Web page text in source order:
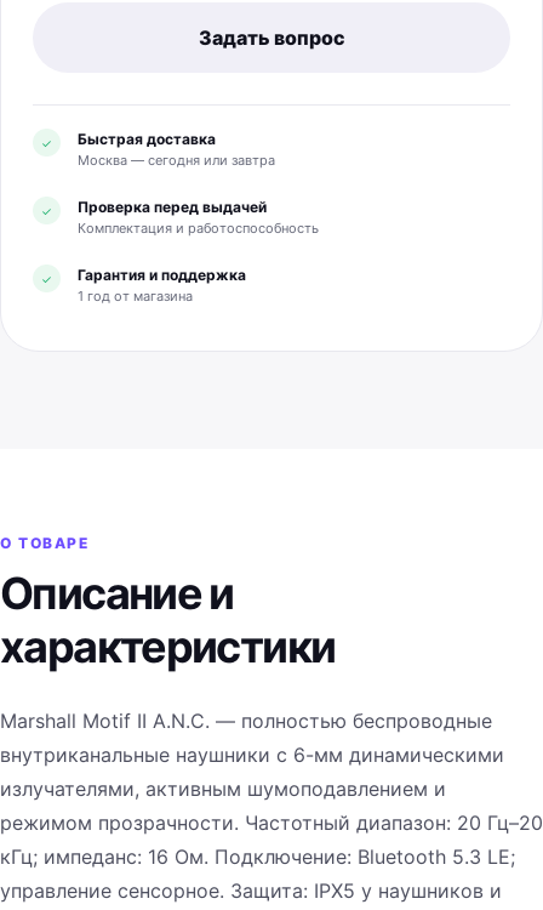
Задать вопрос
✓ Быстрая доставка
Москва — сегодня или завтра
✓ Проверка перед выдачей
Комплектация и работоспособность
✓ Гарантия и поддержка
1 год от магазина
О ТОВАРЕ
Описание и
характеристики
Marshall Motif II A.N.C. — полностью беспроводные
внутриканальные наушники с 6-мм динамическими
излучателями, активным шумоподавлением и
режимом прозрачности. Частотный диапазон: 20 Гц–20
кГц; импеданс: 16 Ом. Подключение: Bluetooth 5.3 LE;
управление сенсорное. Защита: IPX5 у наушников и